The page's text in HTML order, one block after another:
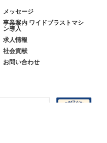
メッセージ
事業案内 ワイドブラストマシ
ン導入
求人情報
社会貢献
お問い合わせ